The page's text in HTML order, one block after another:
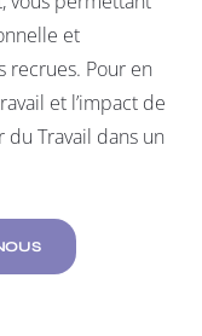
et
recrues. Pour en
et l’impact de
du Travail dans un